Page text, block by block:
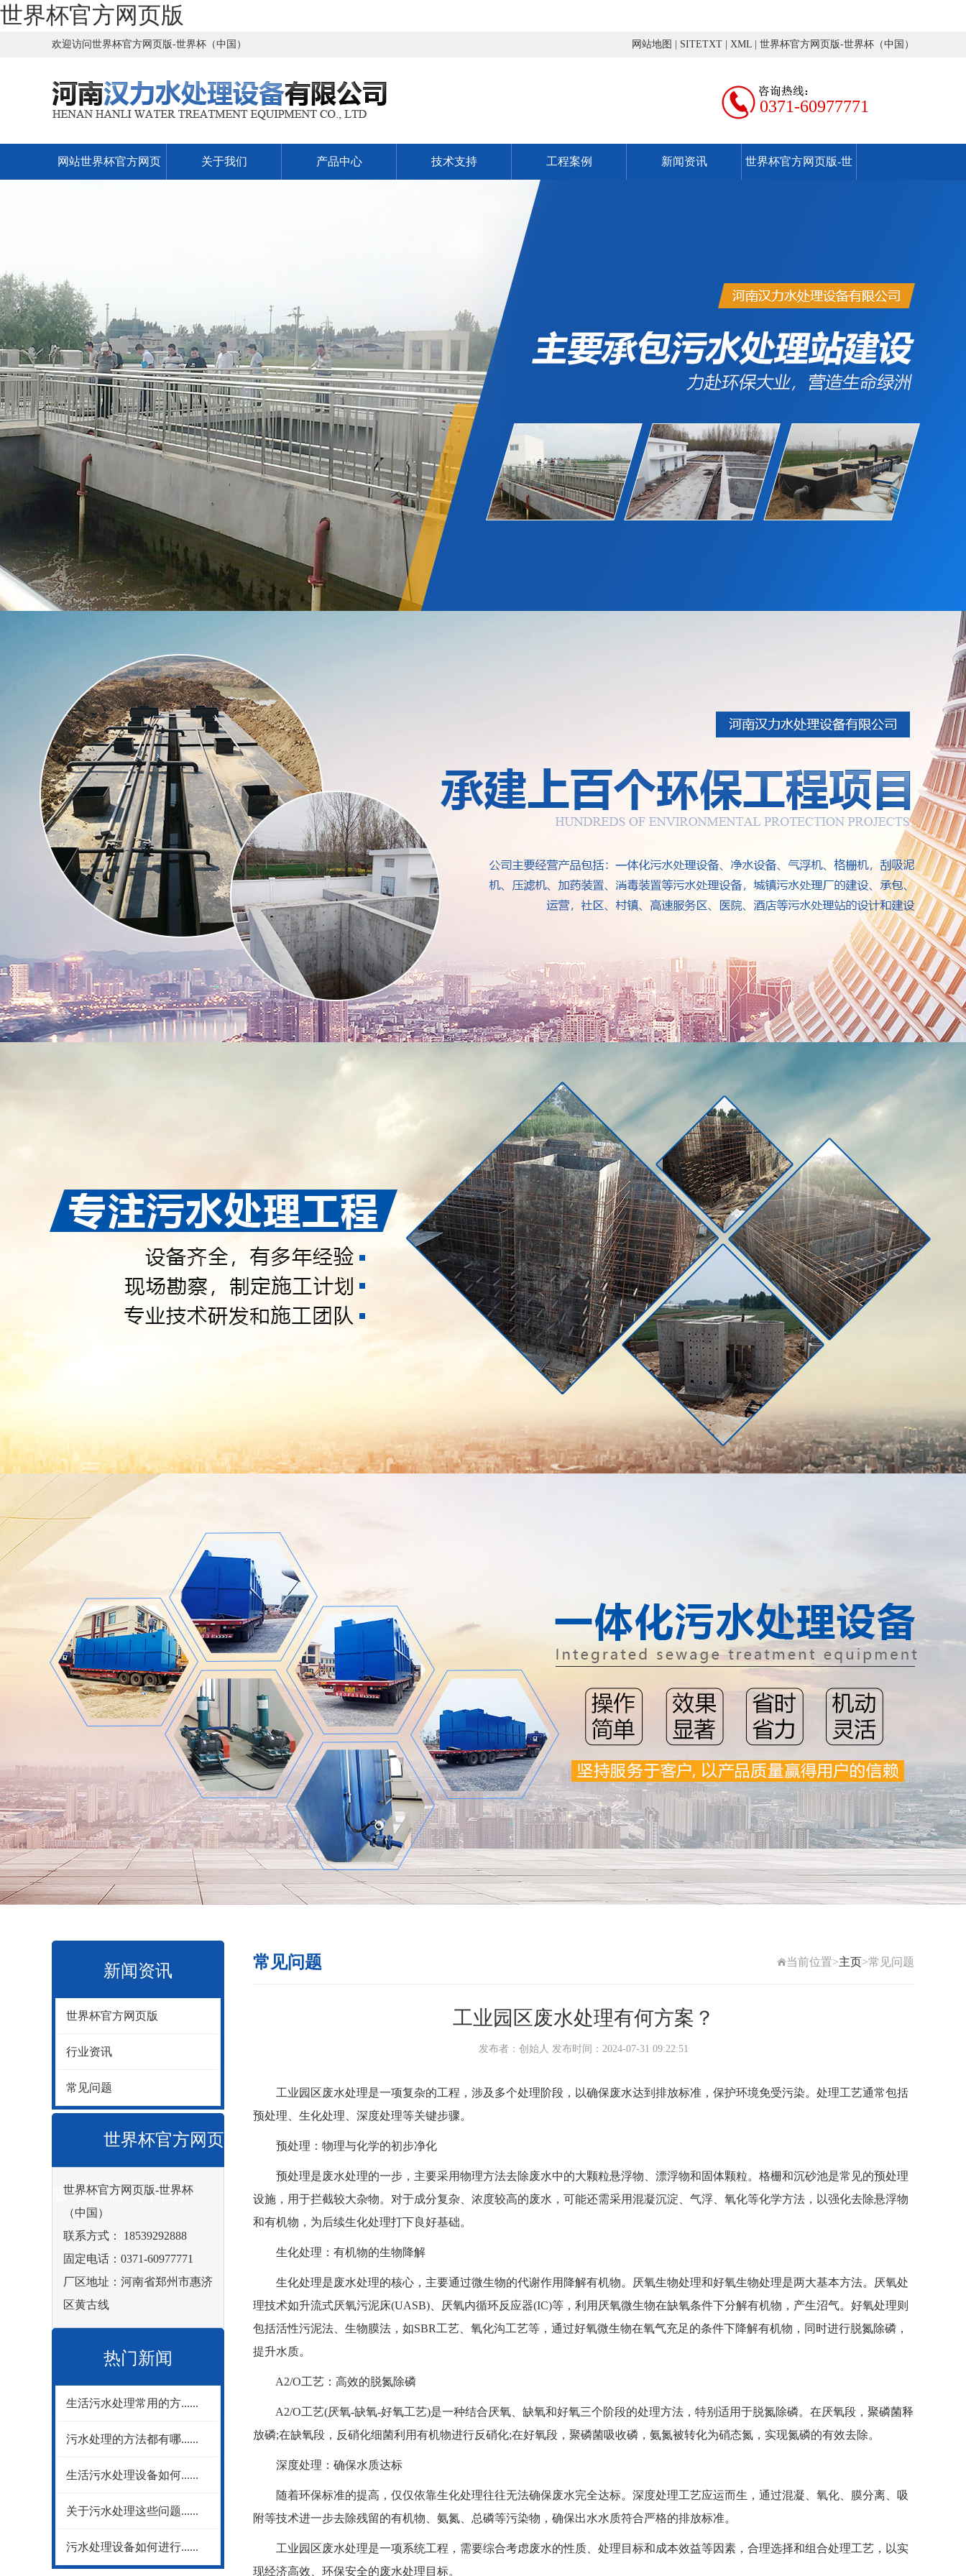
世界杯官方网页版
欢迎访问世界杯官方网页版-世界杯（中国） 网站地图 SITETXT XML 世界杯官方网页版-世界杯（中国）
0371-60977771
网站世界杯官方网页 关于我们 产品中心 技术支持 工程案例 新闻资讯 世界杯官方网页版-世
新闻资讯
世界杯官方网页版
行业资讯
常见问题
世界杯官方网页
版-世界杯（中国）
世界杯官方网页版-世界杯
（中国）
联系方式： 18539292888
固定电话：0371-60977771
厂区地址：河南省郑州市惠济
区黄古线
热门新闻
生活污水处理常用的方......
污水处理的方法都有哪......
生活污水处理设备如何......
关于污水处理这些问题......
污水处理设备如何进行......
常见问题 当前位置>主页>常见问题
工业园区废水处理有何方案？
发布者：创始人 发布时间：2024-07-31 09:22:51
工业园区废水处理是一项复杂的工程，涉及多个处理阶段，以确保废水达到排放标准，保护环境免受污染。处理工艺通常包括
预处理、生化处理、深度处理等关键步骤。
预处理：物理与化学的初步净化
预处理是废水处理的一步，主要采用物理方法去除废水中的大颗粒悬浮物、漂浮物和固体颗粒。格栅和沉砂池是常见的预处理
设施，用于拦截较大杂物。对于成分复杂、浓度较高的废水，可能还需采用混凝沉淀、气浮、氧化等化学方法，以强化去除悬浮物
和有机物，为后续生化处理打下良好基础。
生化处理：有机物的生物降解
生化处理是废水处理的核心，主要通过微生物的代谢作用降解有机物。厌氧生物处理和好氧生物处理是两大基本方法。厌氧处
理技术如升流式厌氧污泥床(UASB)、厌氧内循环反应器(IC)等，利用厌氧微生物在缺氧条件下分解有机物，产生沼气。好氧处理则
包括活性污泥法、生物膜法，如SBR工艺、氧化沟工艺等，通过好氧微生物在氧气充足的条件下降解有机物，同时进行脱氮除磷，
提升水质。
A2/O工艺：高效的脱氮除磷
A2/O工艺(厌氧-缺氧-好氧工艺)是一种结合厌氧、缺氧和好氧三个阶段的处理方法，特别适用于脱氮除磷。在厌氧段，聚磷菌释
放磷;在缺氧段，反硝化细菌利用有机物进行反硝化;在好氧段，聚磷菌吸收磷，氨氮被转化为硝态氮，实现氮磷的有效去除。
深度处理：确保水质达标
随着环保标准的提高，仅仅依靠生化处理往往无法确保废水完全达标。深度处理工艺应运而生，通过混凝、氧化、膜分离、吸
附等技术进一步去除残留的有机物、氨氮、总磷等污染物，确保出水水质符合严格的排放标准。
工业园区废水处理是一项系统工程，需要综合考虑废水的性质、处理目标和成本效益等因素，合理选择和组合处理工艺，以实
现经济高效、环保安全的废水处理目标。